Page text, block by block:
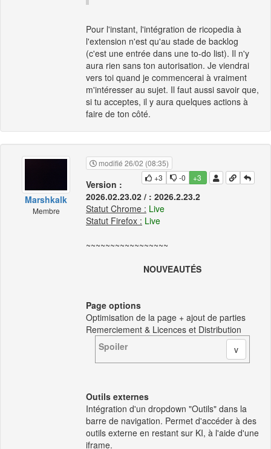
Pour l'instant, l'intégration de ricopedia à
l'extension n'est qu'au stade de backlog
(c'est une entrée dans une to-do list). Il n'y
aura rien sans ton autorisation. Je viendrai
vers toi quand je commencerai à vraiment
m'intéresser au sujet. Il faut aussi savoir que,
si tu acceptes, il y aura quelques actions à
faire de ton côté.
Marshkalk
Membre
modifié 26/02 (08:35)
+3
-0 +3
Version :
2026.02.23.02 / : 2026.2.23.2
Statut Chrome : Live
Statut Firefox : Live
~~~~~~~~~~~~~~~~~
NOUVEAUTÉS
Page options
Optimisation de la page + ajout de parties
Remerciement & Licences et Distribution
Spoiler
Outils externes
Intégration d'un dropdown "Outils" dans la
barre de navigation. Permet d'accéder à des
outils externe en restant sur KI, à l'aide d'une
iframe.